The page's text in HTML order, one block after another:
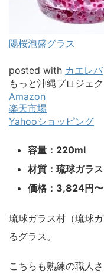
陽桜泡盛グラス
posted with カエレバ
もっと沖縄プロジェク
Amazon
楽天市場
Yahooショッピング
容量：220ml
材質：琉球ガラス
価格：3,824円〜
琉球ガラス村（琉球
るグラス。
こちらも熟練の職人